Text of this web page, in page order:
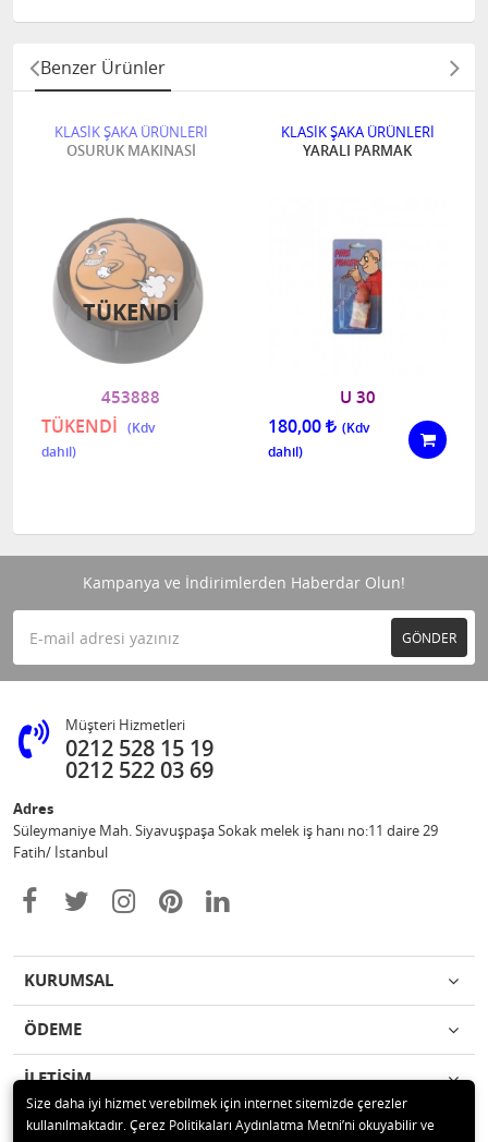
Benzer Ürünler
KLASİK ŞAKA ÜRÜNLERİ
OSURUK MAKINASİ
453888
TÜKENDİ
TÜKENDI
KLASİK ŞAKA ÜRÜNLERİ
YARALI PARMAK
U 30
180,00
Kampanya ve İndirimlerden Haberdar Olun!
GÖNDER
Müşteri Hizmetleri
0212 528 15 19
0212 522 03 69
Adres
Süleymaniye Mah. Siyavuşpaşa Sokak melek iş hanı no:11 daire 29
Fatih/ İstanbul
KURUMSAL
ÖDEME
İLETİŞİM
© 2020 Ufuk Şaka Oyunları ve Parti Malzemeleri Merkezi Tüm hakları
Size daha iyi hizmet verebilmek için internet sitemizde çerezler
kullanılmaktadır. Çerez Politikaları Aydınlatma Metni’ni okuyabilir ve